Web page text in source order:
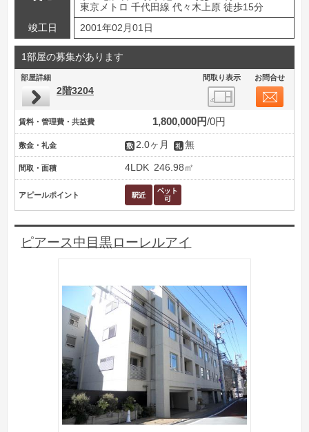
東京メトロ 千代田線 代々木上原 徒歩15分
竣工日
2001年02月01日
1部屋の募集があります
部屋詳細 間取り表示 お問合せ
2階3204
賃料・管理費・共益費 1,800,000円 0円
敷金・礼金 2.0ヶ月 無
間取・面積 4LDK 246.98㎡
アピールポイント
ピアース中目黒ローレルアイ